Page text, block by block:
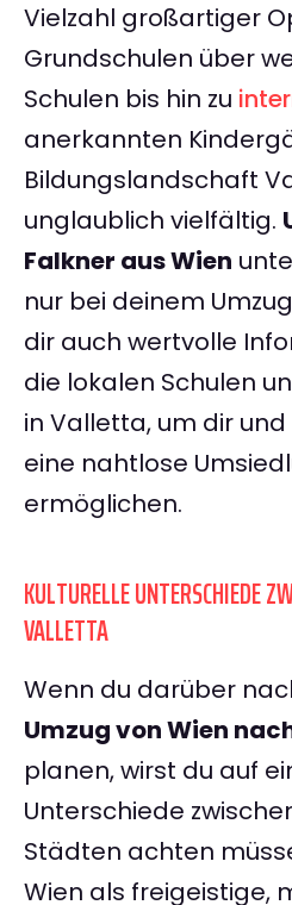
Vielzahl großartiger
Grundschulen über
Schulen bis hin zu
anerkannten
Bildungslandschaft
unglaublich vielfältig.
Falkner aus Wien
nur bei deinem
dir auch wertvolle
die lokalen Schulen
in Valletta, um dir
eine nahtlose
ermöglichen.
KULTURELLE UNTERSCHIEDE
VALLETTA
Wenn du darüber
Umzug von Wien
planen, wirst du auf
Unterschiede
Städten achten
Wien als freigeistige,